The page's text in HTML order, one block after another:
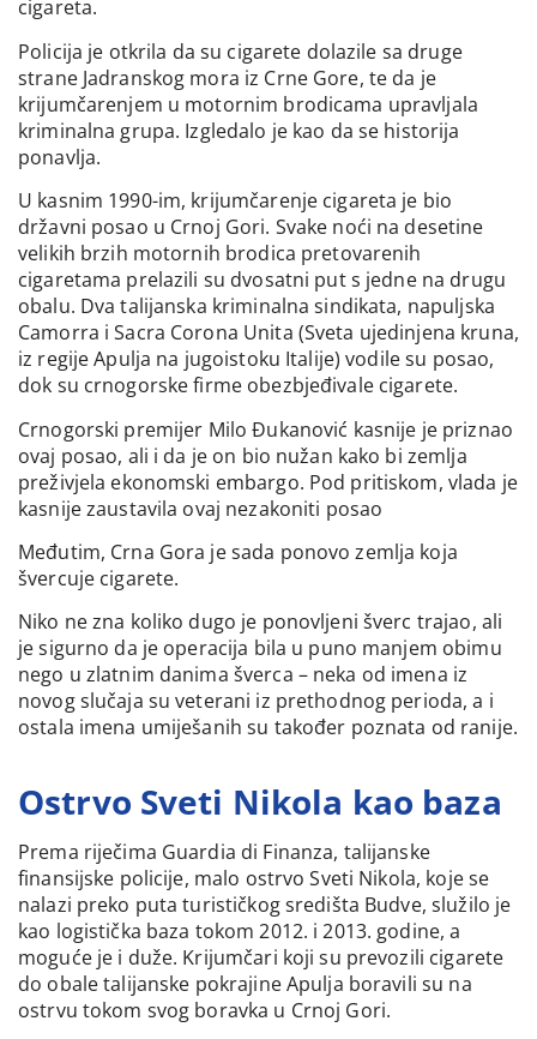
cigareta.
Policija je otkrila da su cigarete dolazile sa druge
strane Jadranskog mora iz Crne Gore, te da je
krijumčarenjem u motornim brodicama upravljala
kriminalna grupa. Izgledalo je kao da se historija
ponavlja.
U kasnim 1990-im, krijumčarenje cigareta je bio
državni posao u Crnoj Gori. Svake noći na desetine
velikih brzih motornih brodica pretovarenih
cigaretama prelazili su dvosatni put s jedne na drugu
obalu. Dva talijanska kriminalna sindikata, napuljska
Camorra i Sacra Corona Unita (Sveta ujedinjena kruna,
iz regije Apulja na jugoistoku Italije) vodile su posao,
dok su crnogorske firme obezbjeđivale cigarete.
Crnogorski premijer Milo Đukanović kasnije je priznao
ovaj posao, ali i da je on bio nužan kako bi zemlja
preživjela ekonomski embargo. Pod pritiskom, vlada je
kasnije zaustavila ovaj nezakoniti posao
Međutim, Crna Gora je sada ponovo zemlja koja
švercuje cigarete.
Niko ne zna koliko dugo je ponovljeni šverc trajao, ali
je sigurno da je operacija bila u puno manjem obimu
nego u zlatnim danima šverca – neka od imena iz
novog slučaja su veterani iz prethodnog perioda, a i
ostala imena umiješanih su također poznata od ranije.
Ostrvo Sveti Nikola kao baza
Prema riječima Guardia di Finanza, talijanske
finansijske policije, malo ostrvo Sveti Nikola, koje se
nalazi preko puta turističkog središta Budve, služilo je
kao logistička baza tokom 2012. i 2013. godine, a
moguće je i duže. Krijumčari koji su prevozili cigarete
do obale talijanske pokrajine Apulja boravili su na
ostrvu tokom svog boravka u Crnoj Gori.